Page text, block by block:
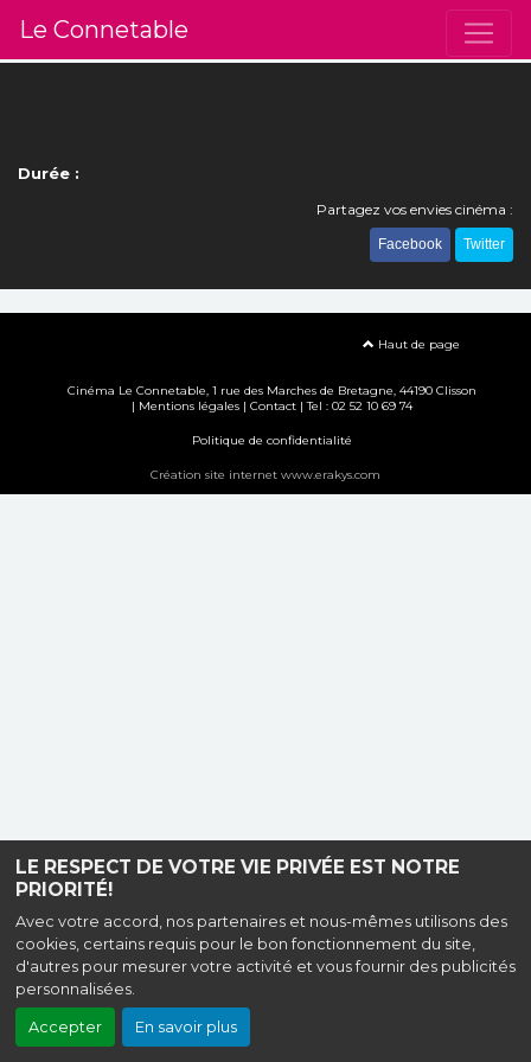
LE RESPECT DE VOTRE VIE PRIVÉE EST NOTRE
PRIORITÉ!
Avec votre accord, nos partenaires et nous-mêmes utilisons des
cookies, certains requis pour le bon fonctionnement du site,
d'autres pour mesurer votre activité et vous fournir des publicités
personnalisées.
Accepter En savoir plus
Le Connetable
Durée :
Partagez vos envies cinéma :
Facebook Twitter
Haut de page
Cinéma Le Connetable, 1 rue des Marches de Bretagne, 44190 Clisson
| Mentions légales| Contact| Tel : 02 52 10 69 74
Politique de confidentialité
Création site internet www.erakys.com